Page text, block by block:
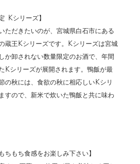
Kシリーズ】
ただきたいのが、宮城県白石市にある
蔵王Kシリーズです。Kシリーズは宮城
か卸されない数量限定のお酒で、年間
Kシリーズが展開されます。鴨飯が最
の秋には、食欲の秋に相応しいKシリ
すので、新米で炊いた鴨飯と共に味わ
ちもち食感をお楽しみ下さい】